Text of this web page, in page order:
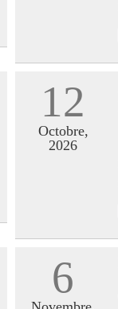
12
Octobre,
2026
6